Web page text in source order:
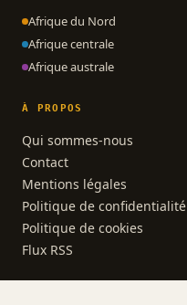
Afrique du Nord
Afrique centrale
Afrique australe
À PROPOS
Qui sommes-nous
Contact
Mentions légales
Politique de confidentialité
Politique de cookies
Flux RSS